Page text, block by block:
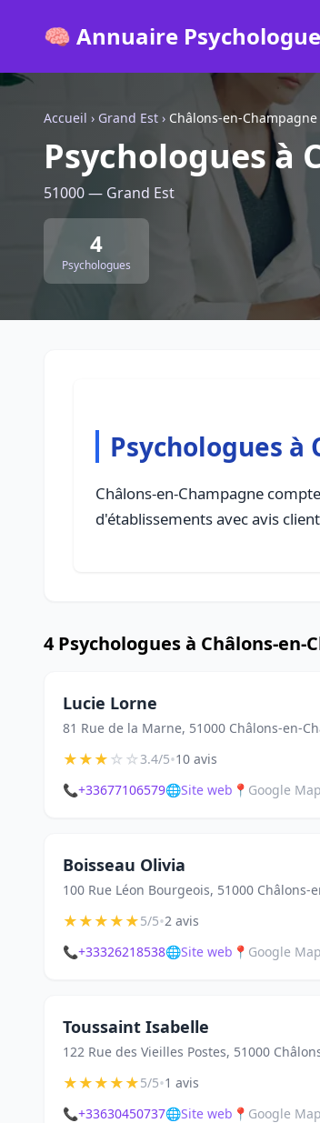
🧠 Annuaire
Accueil › Grand Est › Châlons-en-Champagne
Psychologues à
51000 — Grand Est
4
Psychologues
Psychologues à
Châlons-en-Champagne compte
d'établissements avec avis
4 Psychologues à Châlons-en-
Lucie Lorne
81 Rue de la Marne, 51000 Châlons-en-
★★★☆☆3.4/5•10 avis
📞+33677106579🌐Site web 📍 Google
Boisseau Olivia
100 Rue Léon Bourgeois, 51000 Châlons-
★★★★★5/5•2 avis
📞+33326218538🌐Site web 📍 Google
Toussaint Isabelle
122 Rue des Vieilles Postes, 51000
★★★★★5/5•1 avis
📞+33630450737🌐Site web 📍 Google